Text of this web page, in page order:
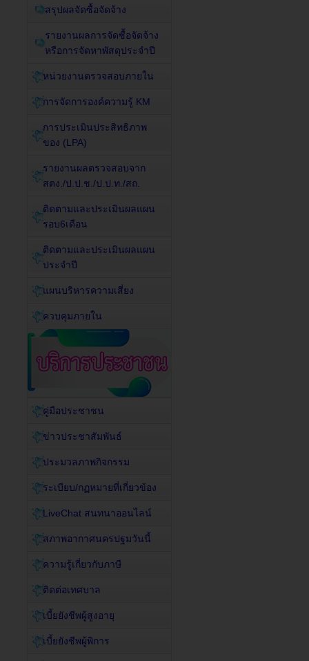
สรุปผลจัดซื้อจัดจ้าง
รายงานผลการจัดซื้อจัดจ้าง
หรือการจัดหาพัสดุประจำปี
หน่วยงานตรวจสอบภายใน
การจัดการองค์ความรู้ KM
การประเมินประสิทธิภาพ
ของ (LPA)
รายงานผลตรวจสอบจาก
สตง./ป.ป.ช./ป.ป.ท./สถ.
ติดตามและประเมินผลแผน
รอบ6เดือน
ติดตามและประเมินผลแผน
ประจำปี
แผนบริหารความเสี่ยง
ควบคุมภายใน
คู่มือประชาชน
ข่าวประชาสัมพันธ์
ประมวลภาพกิจกรรม
ระเบียบ/กฏหมายที่เกี่ยวข้อง
LiveChat สนทนาออนไลน์
สภาพอากาศนครปฐมวันนี้
ความรู้เกี่ยวกับภาษี
ติดต่อเทศบาล
เบี้ยยังชีพผู้สูงอายุ
เบี้ยยังชีพผู้พิการ